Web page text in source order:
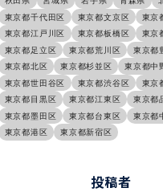
東京都千代田区
東京都文京区
東京
東京都江戸川区
東京都板橋区
東京
東京都足立区
東京都荒川区
東京都
東京都北区
東京都杉並区
東京都中
東京都世田谷区
東京都渋谷区
東京
東京都目黒区
東京都江東区
東京都
東京都墨田区
東京都台東区
東京都
東京都港区
東京都新宿区
投稿者